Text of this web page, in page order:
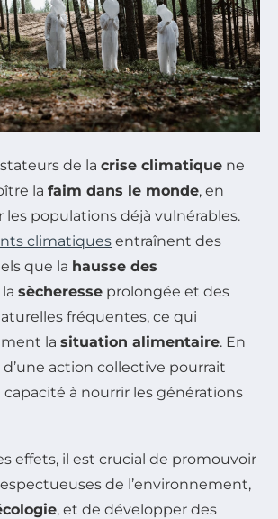
de la crise climatique ne
la faim dans le monde, en
les populations déjà vulnérables.
climatiques entraînent des
que la hausse des
la sècheresse prolongée et des
fréquentes, ce qui
la situation alimentaire. En
d’une action collective pourrait
à nourrir les générations
effets, il est crucial de promouvoir
de l’environnement,
, et de développer des